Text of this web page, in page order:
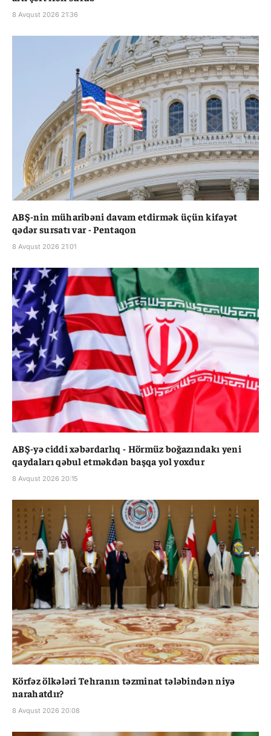
8 Avqust 2026 21:36
ABŞ-nin müharibəni davam etdirmək üçün kifayət
qədər sursatı var - Pentaqon
8 Avqust 2026 21:01
ABŞ-yə ciddi xəbərdarlıq - Hörmüz boğazındakı yeni
qaydaları qəbul etməkdən başqa yol yoxdur
8 Avqust 2026 20:15
Körfəz ölkələri Tehranın təzminat tələbindən niyə
narahatdır?
8 Avqust 2026 20:08